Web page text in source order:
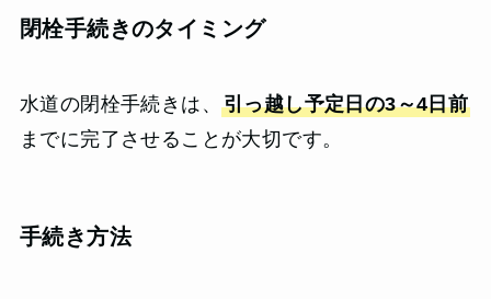
閉栓手続きのタイミング
水道の閉栓手続きは、 引っ越し予定日の3～4日前
までに完了させることが大切です。
手続き方法